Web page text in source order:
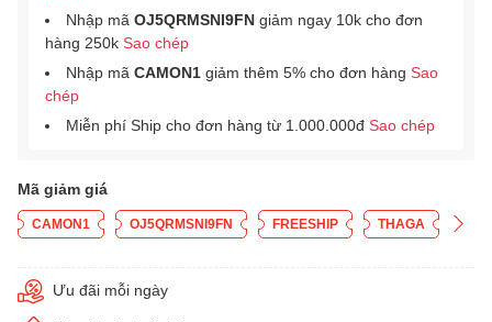
Nhập mã OJ5QRMSNI9FN giảm ngay 10k cho đơn
hàng 250k Sao chép
Nhập mã CAMON1 giảm thêm 5% cho đơn hàng Sao
chép
Miễn phí Ship cho đơn hàng từ 1.000.000đ Sao chép
Mã giảm giá
CAMON1 OJ5QRMSNI9FN FREESHIP THAGA
Ưu đãi mỗi ngày